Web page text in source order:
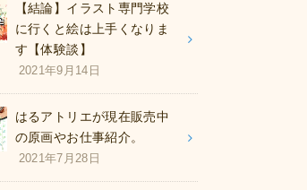
【結論】イラスト専門学校
に行くと絵は上手くなりま
す【体験談】
2021年9月14日
はるアトリエが現在販売中
の原画やお仕事紹介。
2021年7月28日